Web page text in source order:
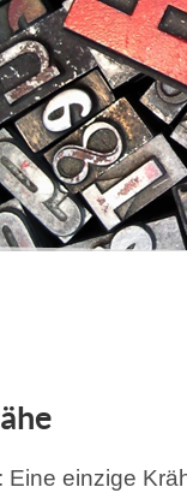
Eine einzige